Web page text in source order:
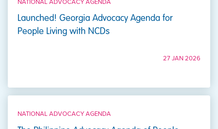
NATIONAL ADVOCACY AGENDA
Launched! Georgia Advocacy Agenda for
People Living with NCDs
27 JAN 2026
NATIONAL ADVOCACY AGENDA